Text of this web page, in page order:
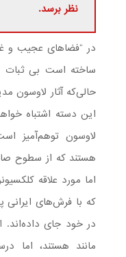
نظر برسد.
در “فضاهای عجیب و
ساخته است بی‌
حالی‌که آثار لاوسون
این دسته اشتباه
لاوسون توهم‌آمیز
هستند که از سطوح
اما مورد علاقه
که با فرش‌های ایرانی
در خود جای
مانند هستند، اما